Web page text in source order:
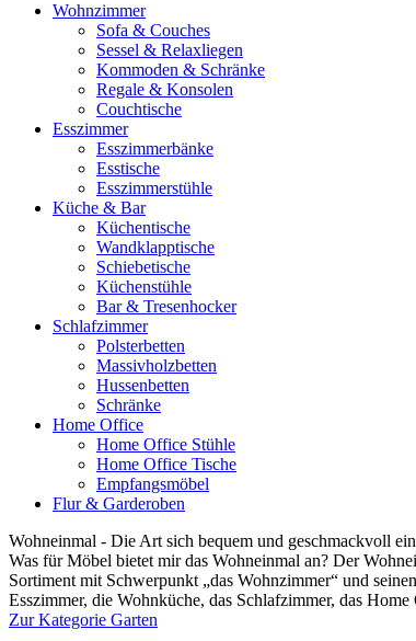
Wohnzimmer
Sofa & Couches
Sessel & Relaxliegen
Kommoden & Schränke
Regale & Konsolen
Couchtische
Esszimmer
Esszimmerbänke
Esstische
Esszimmerstühle
Küche & Bar
Küchentische
Wandklapptische
Schiebetische
Küchenstühle
Bar & Tresenhocker
Schlafzimmer
Polsterbetten
Massivholzbetten
Hussenbetten
Schränke
Home Office
Home Office Stühle
Home Office Tische
Empfangsmöbel
Flur & Garderoben
Wohneinmal - Die Art sich bequem und geschmackvoll
Was für Möbel bietet mir das Wohneinmal an? Der
Sortiment mit Schwerpunkt „das Wohnzimmer“ und
Esszimmer, die Wohnküche, das Schlafzimmer, das Home
Zur Kategorie Garten